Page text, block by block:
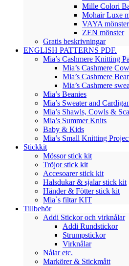
Mille Colori
Mohair Luxe
VAYA mönster
ZEN mönster
Gratis beskrivningar
ENGLISH PATTERNS PDF.
Mia’s Cashmere Knitting
Mia’s Cashmere
Mia’s Cashmere
Mia’s Cashmere
Mia’s Beanies
Mia’s Sweater and
Mia’s Shawls, Cowls &
Mia’s Summer Knits
Baby & Kids
Mia’s Small Knitting
Stickkit
Mössor stick kit
Tröjor stick kit
Accesoarer stick kit
Halsdukar & sjalar stick kit
Händer & Fötter stick kit
Mia`s filtar KIT
Tillbehör
Addi Stickor och virknålar
Addi Rundstickor
Strumpstickor
Virknålar
Nålar etc.
Markörer & Stickmått